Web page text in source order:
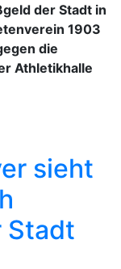
der Stadt in
1903
die
Athletikhalle
sieht
Stadt